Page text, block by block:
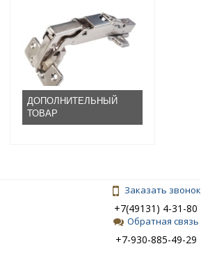
ДОПОЛНИТЕЛЬНЫЙ
ТОВАР
Заказать звонок
+7(49131) 4-31-80
Обратная связь
+7-930-885-49-29